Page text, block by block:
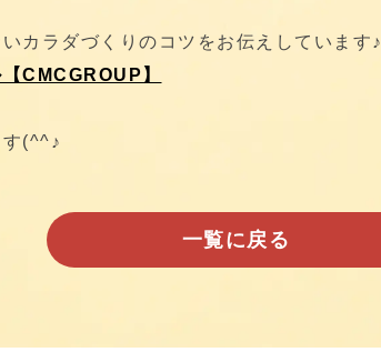
カラダづくりのコツをお伝えしています♪
CMCGROUP】
(^^♪
一覧に戻る